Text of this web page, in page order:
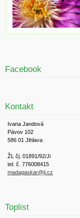
Facebook
Kontakt
Ivana Jandová
Pávov 102
586 01 Jihlava
ŽL čj. 01891/92/Ji
tel. č. 776008415
madagaskar@ji.cz
Toplist